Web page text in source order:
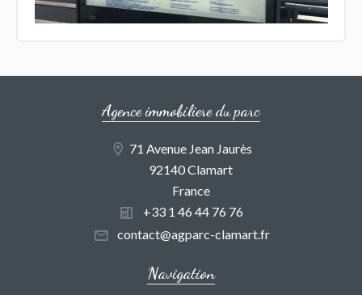
Agence immobiliere du parc
71 Avenue Jean Jaurès
92140 Clamart
France
+33 1 46 44 76 76
contact@agparc-clamart.fr
Navigation